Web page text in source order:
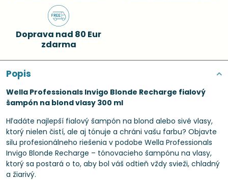
Doprava nad 80 Eur
zdarma
Popis
Wella Professionals Invigo Blonde Recharge fialový
šampón na blond vlasy 300 ml
Hľadáte najlepší fialový šampón na blond alebo sivé vlasy,
ktorý nielen čistí, ale aj tónuje a chráni vašu farbu? Objavte
silu profesionálneho riešenia v podobe Wella Professionals
Invigo Blonde Recharge – tónovacieho šampónu na vlasy,
ktorý sa postará o to, aby bol váš odtieň vždy svieži, chladný
a žiarivý.